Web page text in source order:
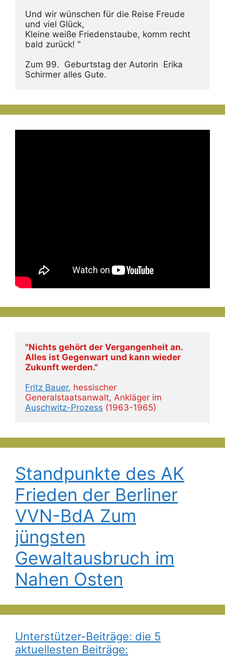
Und wir wünschen für die Reise Freude
und viel Glück,
Kleine weiße Friedenstaube, komm recht
bald zurück! "
Zum 99.  Geburtstag der Autorin  Erika
Schirmer alles Gute.
"Nichts gehört der Vergangenheit an.
Alles ist Gegenwart und kann wieder
Zukunft werden."
Fritz Bauer, hessischer
Auschwitz-Prozess (1963-1965)
Standpunkte des AK
Frieden der Berliner
VVN-BdA Zum
jüngsten
Gewaltausbruch im
Nahen Osten
Unterstützer-Beiträge: die 5
aktuellesten Beiträge: